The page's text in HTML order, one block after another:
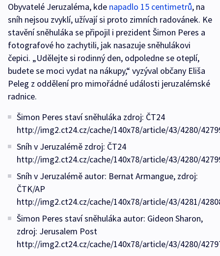
Obyvatelé Jeruzaléma, kde napadlo 15 centimetrů, na
sníh nejsou zvyklí, užívají si proto zimních radovánek. Ke
stavění sněhuláka se připojil i prezident Šimon Peres a
fotografové ho zachytili, jak nasazuje sněhulákovi
čepici. „Udělejte si rodinný den, odpoledne se oteplí,
budete se moci vydat na nákupy,“ vyzýval občany Eliša
Peleg z oddělení pro mimořádné události jeruzalémské
radnice.
Šimon Peres staví sněhuláka zdroj: ČT24
http://img2.ct24.cz/cache/140x78/article/43/4280/
Sníh v Jeruzalémě zdroj: ČT24
http://img2.ct24.cz/cache/140x78/article/43/4280/
Sníh v Jeruzalémě autor: Bernat Armangue, zdroj:
ČTK/AP
http://img2.ct24.cz/cache/140x78/article/43/4281/
Šimon Peres staví sněhuláka autor: Gideon Sharon,
zdroj: Jerusalem Post
http://img2.ct24.cz/cache/140x78/article/43/4280/